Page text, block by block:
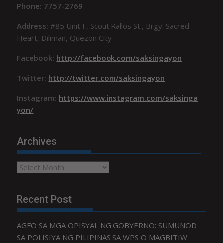
Phone: 7757-2769
Address:#85 Unit F, Scout Rallos St., Brgy. Sacred
Heart, Diliman, Quezon City
Facebook: http://facebook.com/saksingayon
Twitter: http://twitter.com/saksingayon
Instagram: https://www.instagram.com/saksinga
yon/
Archives
Archives
Recent Post
AGFO SA MGA OPISYAL NG GOBYERNO: SUMUNOD
SA POLISIYA NG PILIPINAS SA WPS O MAGBITIW